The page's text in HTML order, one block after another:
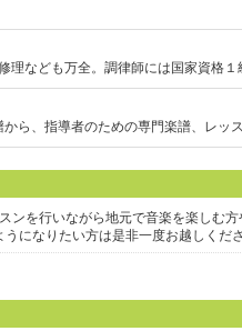
なども万全。調律師には国家資格１
ら、指導者のための専門楽譜、レッ
ンを行いながら地元で音楽を楽しむ
になりたい方は是非一度お越しくだ